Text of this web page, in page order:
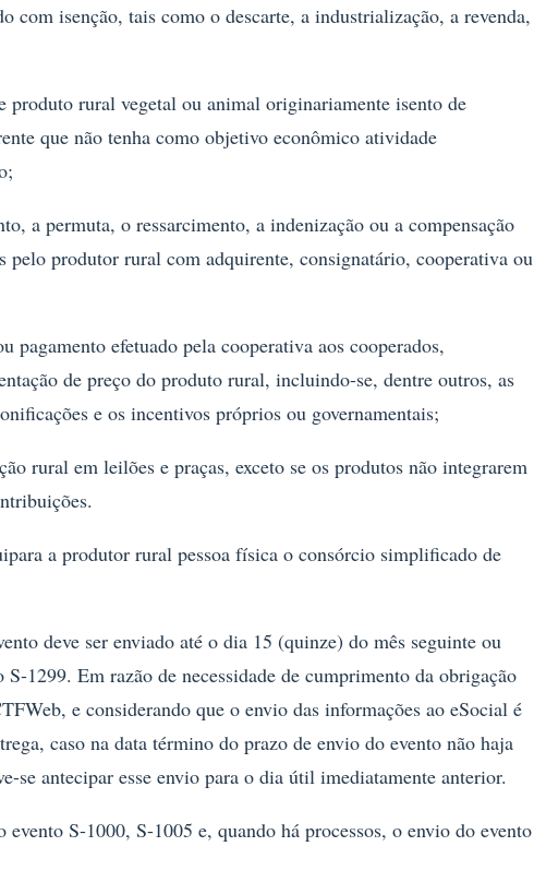
com isenção, tais como o descarte, a industrialização, a revenda,
produto rural vegetal ou animal originariamente isento de
que não tenha como objetivo econômico atividade
a permuta, o ressarcimento, a indenização ou a compensação
pelo produtor rural com adquirente, consignatário, cooperativa ou
pagamento efetuado pela cooperativa aos cooperados,
de preço do produto rural, incluindo-se, dentre outros, as
e os incentivos próprios ou governamentais;
rural em leilões e praças, exceto se os produtos não integrarem
a produtor rural pessoa física o consórcio simplificado de
deve ser enviado até o dia 15 (quinze) do mês seguinte ou
S-1299. Em razão de necessidade de cumprimento da obrigação
e considerando que o envio das informações ao eSocial é
caso na data término do prazo de envio do evento não haja
se antecipar esse envio para o dia útil imediatamente anterior.
evento S-1000, S-1005 e, quando há processos, o envio do evento